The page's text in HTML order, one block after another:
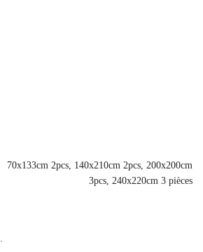
70x133cm 2pcs, 140x210cm 2pcs, 200x200cm
3pcs, 240x220cm 3 pièces